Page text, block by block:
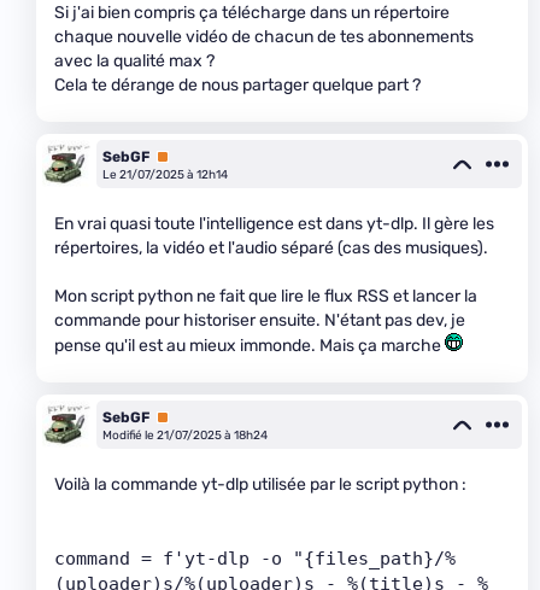
Si j'ai bien compris ça télécharge dans un répertoire
chaque nouvelle vidéo de chacun de tes abonnements
avec la qualité max ?
Cela te dérange de nous partager quelque part ?
SebGF Premium
Le 21/07/2025 à 12h14
En vrai quasi toute l'intelligence est dans yt-dlp. Il gère les
répertoires, la vidéo et l'audio séparé (cas des musiques).
Mon script python ne fait que lire le flux RSS et lancer la
commande pour historiser ensuite. N'étant pas dev, je
pense qu'il est au mieux immonde. Mais ça marche
SebGF Premium
Modifié le 21/07/2025 à 18h24
Voilà la commande yt-dlp utilisée par le script python :
command = f'yt-dlp -o "{files_path}/%
(uploader)s/%(uploader)s - %(title)s - %